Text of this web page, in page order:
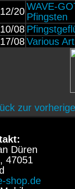
20 WAVE-
Pfingsten
08
08 Various
zur
Düren
47051
shop.de